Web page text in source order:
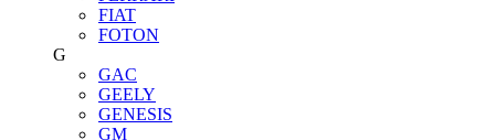
FIAT
FOTON
G
GAC
GEELY
GENESIS
GM